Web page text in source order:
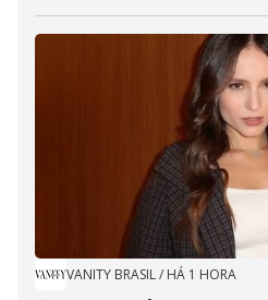
VANITY BRASIL/ HÁ 1 HORA